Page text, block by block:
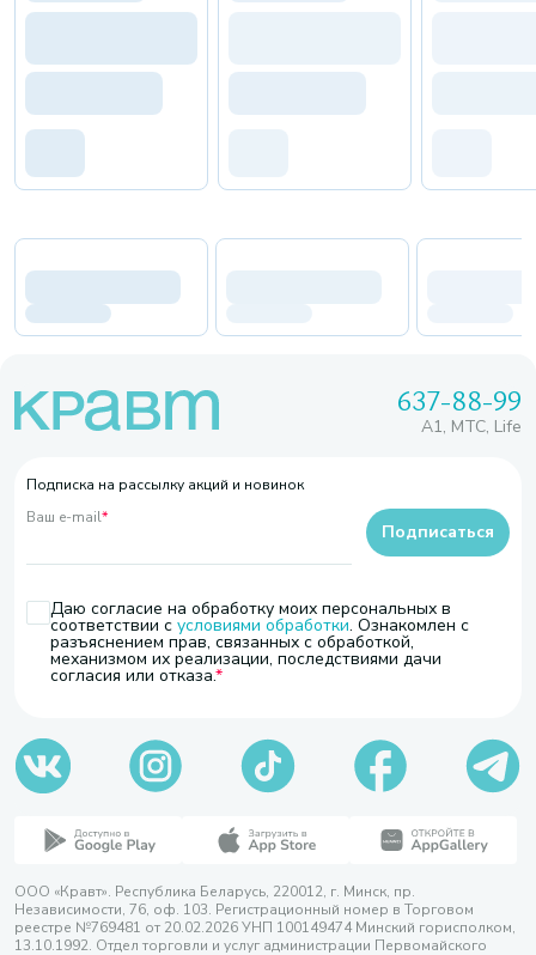
637-88-99
A1, МТС, Life
Подписка на рассылку акций и новинок
Ваш e-mail*
Даю согласие на обработку моих персональных в
соответствии с условиями обработки. Ознакомлен с
разъяснением прав, связанных с обработкой,
механизмом их реализации, последствиями дачи
согласия или отказа.
Подписаться
ООО «Кравт». Республика Беларусь, 220012, г. Минск, пр.
Независимости, 76, оф. 103. Регистрационный номер в Торговом
реестре №769481 от 20.02.2026 УНП 100149474 Минский горисполком,
13.10.1992. Отдел торговли и услуг администрации Первомайского